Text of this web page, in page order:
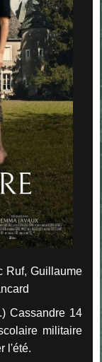
Ruf, Guillaume
Cassandre 14
militaire
l'été.